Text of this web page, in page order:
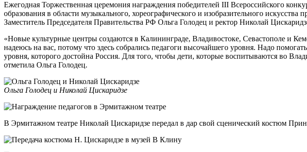
Ежегодная Торжественная церемония награждения победителей III Всероссийского
образования в области музыкального, хореографического и изобразительного
Заместитель Председателя Правительства РФ Ольга Голодец и ректор Николай
«Новые культурные центры создаются в Калининграде, Владивостоке, Севастополе и
надеюсь на вас, потому что здесь собрались педагоги высочайшего уровня. Надо
уровня, которого достойна Россия. Для того, чтобы дети, которые воспитываются во
отметила Ольга Голодец.
Ольга Голодец и Николай Цискаридзе
В Эрмитажном театре Николай Цискаридзе передал в дар свой сценический костюм